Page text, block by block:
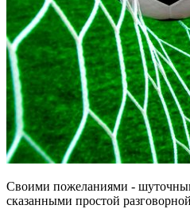
Своими пожеланиями -
сказанными простой